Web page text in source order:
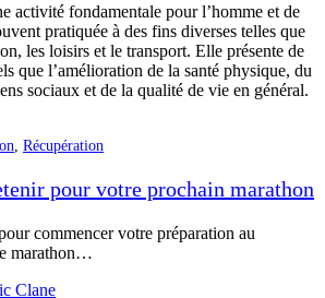
activité fondamentale pour l’homme et de
pratiquée à des fins diverses telles que
les loisirs et le transport. Elle présente de
que l’amélioration de la santé physique, du
sociaux et de la qualité de vie en général.
Récupération
pour votre prochain marathon
commencer votre préparation au
marathon…